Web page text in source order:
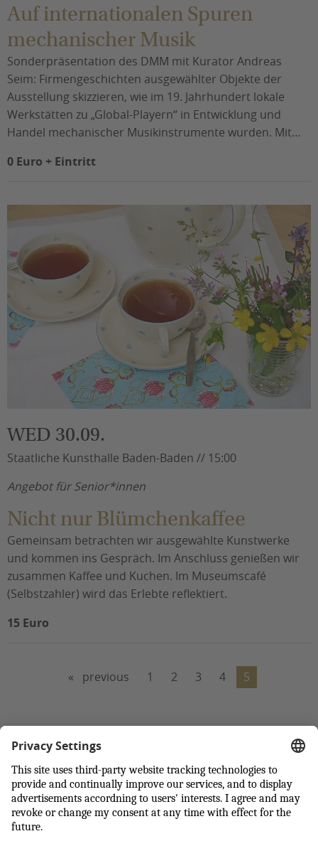
Auf internationalen Spuren
mechanischer Musik
Sonderpräsentation des DMM mit Kurator Andreas
Seim: Firmengeschichten ausgewählter Objekte der
Ausstellung skizzieren, wie im 19. Jahrhundert lokale
Werkstätten zu „Global-Playern“ in Entwicklung und
Handel mechanischer Musikinstrumente wurden. Mit…
0 Euro + Eintritt
WED 30.09.
Staatliche Kunsthalle Baden-Baden // 15:00
Angebot für Senior*innen
Nicht nur Blümchenkaffee
Gemeinsam betrachten wir ausgewählte Kunstwerke
und kommen ins Gespräch. Im Anschluss genießen wir
zusammen Kaffee und Kuchen. Im Museumscafé
(Selbstzahler) wird das Erlebte reflektiert.
15 Euro
previous 1 2 3 4 5
Back to top